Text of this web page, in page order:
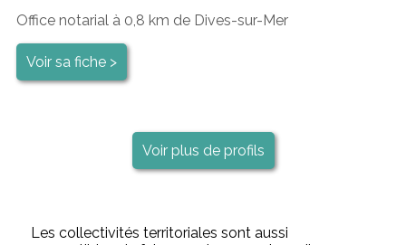
Office notarial à 0,8 km de Dives-sur-Mer
Voir sa fiche >
Voir plus de profils
Les collectivités territoriales sont aussi